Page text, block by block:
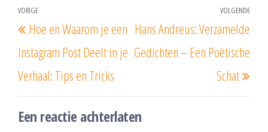
Berichtnavigatie
Vorig
bericht
VORIGE
Hoe en Waarom je een
Instagram Post Deelt in je
Verhaal: Tips en Tricks
VOLGENDE
Hans Andreus: Verzamelde
Gedichten – Een Poëtische
Schat
Een reactie achterlaten